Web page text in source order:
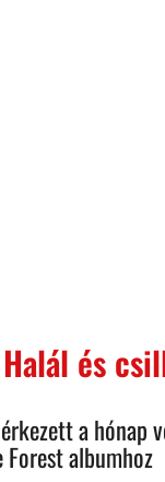
Halál és
a hónap
Forest albumhoz